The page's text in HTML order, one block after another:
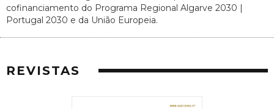
cofinanciamento do Programa Regional Algarve 2030 |
Portugal 2030 e da União Europeia.
REVISTAS